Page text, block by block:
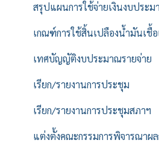
สรุปแผนการใช้จ่ายเงินงบประม
เกณฑ์การใช้สิ้นเปลืองน้ำมันเชื้
เทศบัญญัติงบประมาณรายจ่าย
เรียก/รายงานการประชุม
เรียก/รายงานการประชุมสภาฯ
แต่งตั้งคณะกรรมการพิจารณาผล